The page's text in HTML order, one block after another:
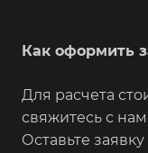
Как оформить
Для расчета
свяжитесь с
Оставьте